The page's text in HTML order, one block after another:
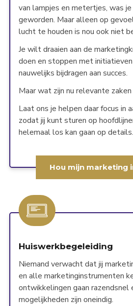
van lampjes en metertjes, was
geworden. Maar alleen op
lucht te houden is nou ook niet
Je wilt draaien aan de
doen en stoppen met
nauwelijks bijdragen aan succes.
Maar wat zijn nu relevante
Laat ons je helpen daar focus in
zodat jij kunt sturen op
helemaal los kan gaan op details.
Hou mijn marketing
Huiswerkbegeleiding
Niemand verwacht dat jij
en alle marketinginstrumenten
ontwikkelingen gaan razendsnel
mogelijkheden zijn oneindig.